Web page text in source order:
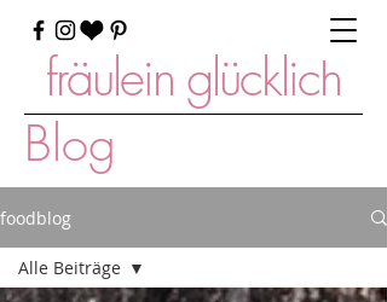
fräulein glücklich
Blog
foodblog
Alle Beiträge